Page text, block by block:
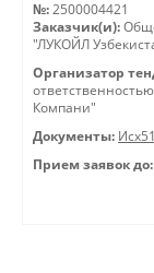
№: 2500004421
Заказчик(и):
"ЛУКОЙЛ
Организатор
Компани"
Документы:
Прием заявок до: